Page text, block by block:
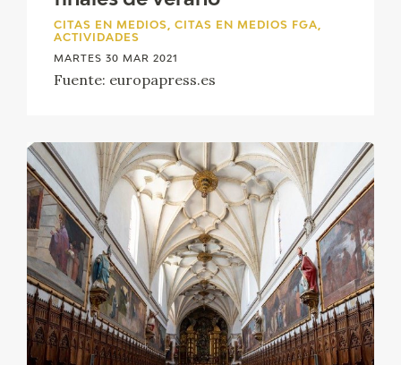
CITAS EN MEDIOS, CITAS EN MEDIOS FGA,
ACTIVIDADES
MARTES 30 MAR 2021
Fuente: europapress.es